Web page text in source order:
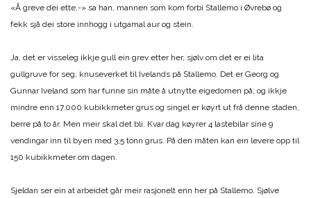
«Å greve dei ette,-» sa han, mannen som kom forbi Stallemo i Øvrebø og
fekk sjå dei store innhogg i utgamal aur og stein.
Ja, det er visseleg ikkje gull ein grev etter her, sjølv om det er ei lita
gullgruve for seg, knuseverket til Ivelands på Stallemo. Det er Georg og
Gunnar Iveland som har funne sin måte å utnytte eigedomen på, og ikkje
mindre enn 17.000 kubikkmeter grus og singel er køyrt ut frå denne staden,
berre på to år. Men meir skal det bli. Kvar dag køyrer 4 lastebilar sine 9
vendingar inn til byen med 3,5 tonn grus. På den måten kan ein levere opp til
150 kubikkmeter om dagen.
Sjeldan ser ein at arbeidet går meir rasjonelt enn her på Stallemo. Sjølve